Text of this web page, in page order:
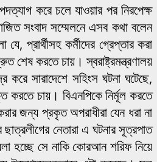
করে চলে যাওয়ার পর নিরপেক্ষ
সংবাদ সম্মেলনে এসব কথা বলেন
প্রার্থীসহ কর্মীদের গ্রেপ্তার করা
শেষ করতে চায়। স্বরাষ্ট্রমন্ত্রণালয়
সারাদেশে সহিংস ঘটনা ঘটেছে,
চায়। বিএনপিকে নির্মূল করতে
জন্য প্রকৃত অপরাধীরা যেন ধরা না
নেতারা এ ঘটনার সূত্রপাত
হচ্ছে সে নাকি কোরআন শরিফ নিয়ে